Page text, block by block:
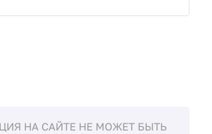
НА САЙТЕ НЕ МОЖЕТ БЫТЬ